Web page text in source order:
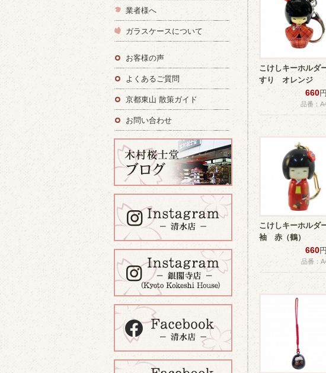
こけしキーホル
すり オレンジ
660円
品番：
こけしキーホル
袖 赤（鶴）
660円
品番：
業者様へ
ガラスケースについて
お客様の声
よくあるご質問
京都東山 散策ガイド
お問い合わせ